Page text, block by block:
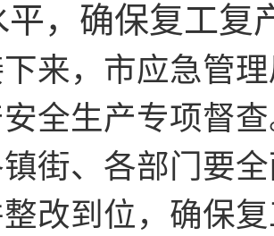
平，确保复工复
来，市应急管
全生产专项督
街、各部门要
改到位，确保